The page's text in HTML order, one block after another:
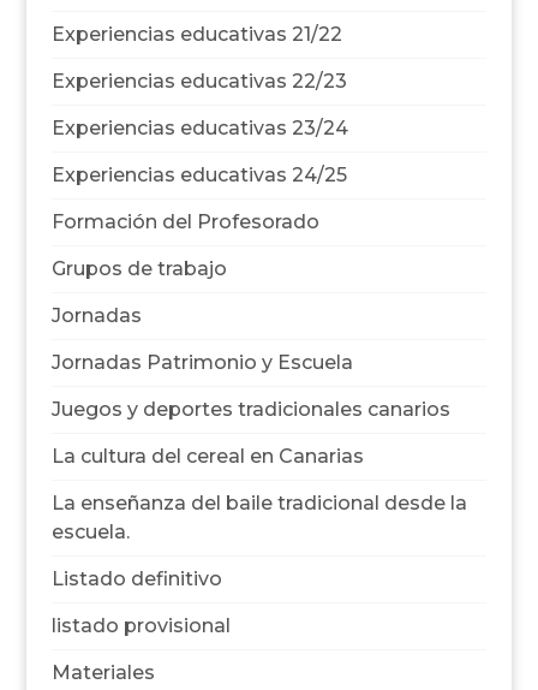
Experiencias educativas 21/22
Experiencias educativas 22/23
Experiencias educativas 23/24
Experiencias educativas 24/25
Formación del Profesorado
Grupos de trabajo
Jornadas
Jornadas Patrimonio y Escuela
Juegos y deportes tradicionales canarios
La cultura del cereal en Canarias
La enseñanza del baile tradicional desde la
escuela.
Listado definitivo
listado provisional
Materiales